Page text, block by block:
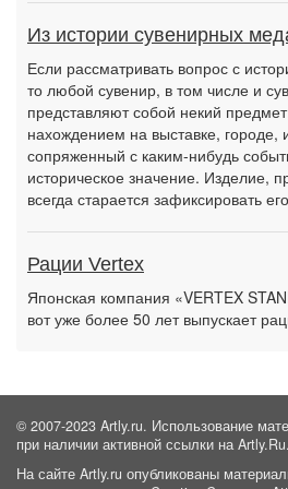
Из истории сувенирных
Если рассматривать вопрос с
то любой сувенир, в том числе и
представляют собой некий
нахождением на выставке, городе,
сопряженный с каким-нибудь
историческое значение. Изделие,
всегда старается зафиксировать
Рации Vertex
Японская компания «VERTEX
вот уже более 50 лет выпускает
© 2007-2023 Artly.ru. Использование
при наличии активной ссылки на Artly.Ru.
На сайте Artly.ru опубликованы